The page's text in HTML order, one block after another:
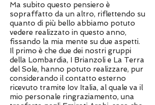
Ma subito questo pensiero è
sopraffatto da un altro, riflettendo su
quanto di più bello abbiamo potuto
vedere realizzato in questo anno,
fissando la mia mente su due aspetti.
Il primo è che due dei nostri gruppi
della Lombardia, I Brianzoli e La Terra
del Sole, hanno potuto realizzare, pur
considerando il contatto esterno
ricevuto tramite Iov Italia, al quale va il
mio personale ringraziamento, una